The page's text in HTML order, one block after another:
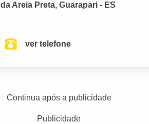
Areia Preta, Guarapari - ES
ver telefone
Continua após a publicidade
Publicidade